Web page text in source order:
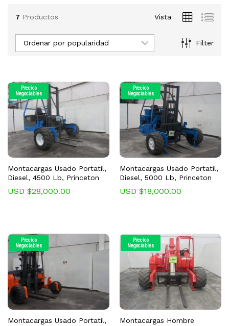
7 Productos Vista
Filter
Ordenar por popularidad
Precios
Negociables
Montacargas Usado Portatil,
Diesel, 4500 Lb, Princeton
USD $28,000.00
Precios
Negociables
Montacargas Usado Portatil,
Diesel, 5000 Lb, Princeton
USD $18,000.00
Precios
Negociables
Montacargas Usado Portatil,
Precios
Negociables
Montacargas Hombre